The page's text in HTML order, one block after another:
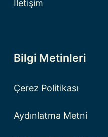
İletişim
Bilgi Metinleri
Çerez Politikası
Aydınlatma Metni